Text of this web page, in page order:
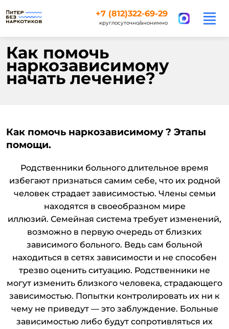
+7 (812)322-69-29
круглосуточно/анонимно
Как помочь
наркозависимому
начать лечение?
Как помочь наркозависимому ? Этапы
помощи.
Родственники больного длительное время
избегают признаться самим себе, что их родной
человек страдает зависимостью. Члены семьи
находятся в своеобразном мире
иллюзий. Семейная система требует изменений,
возможно в первую очередь от близких
зависимого больного. Ведь сам больной
находиться в сетях зависимости и не способен
трезво оценить ситуацию. Родственники не
могут изменить близкого человека, страдающего
зависимостью. Попытки контролировать их ни к
чему не приведут — это заблуждение. Больные
зависимостью либо будут сопротивляться их